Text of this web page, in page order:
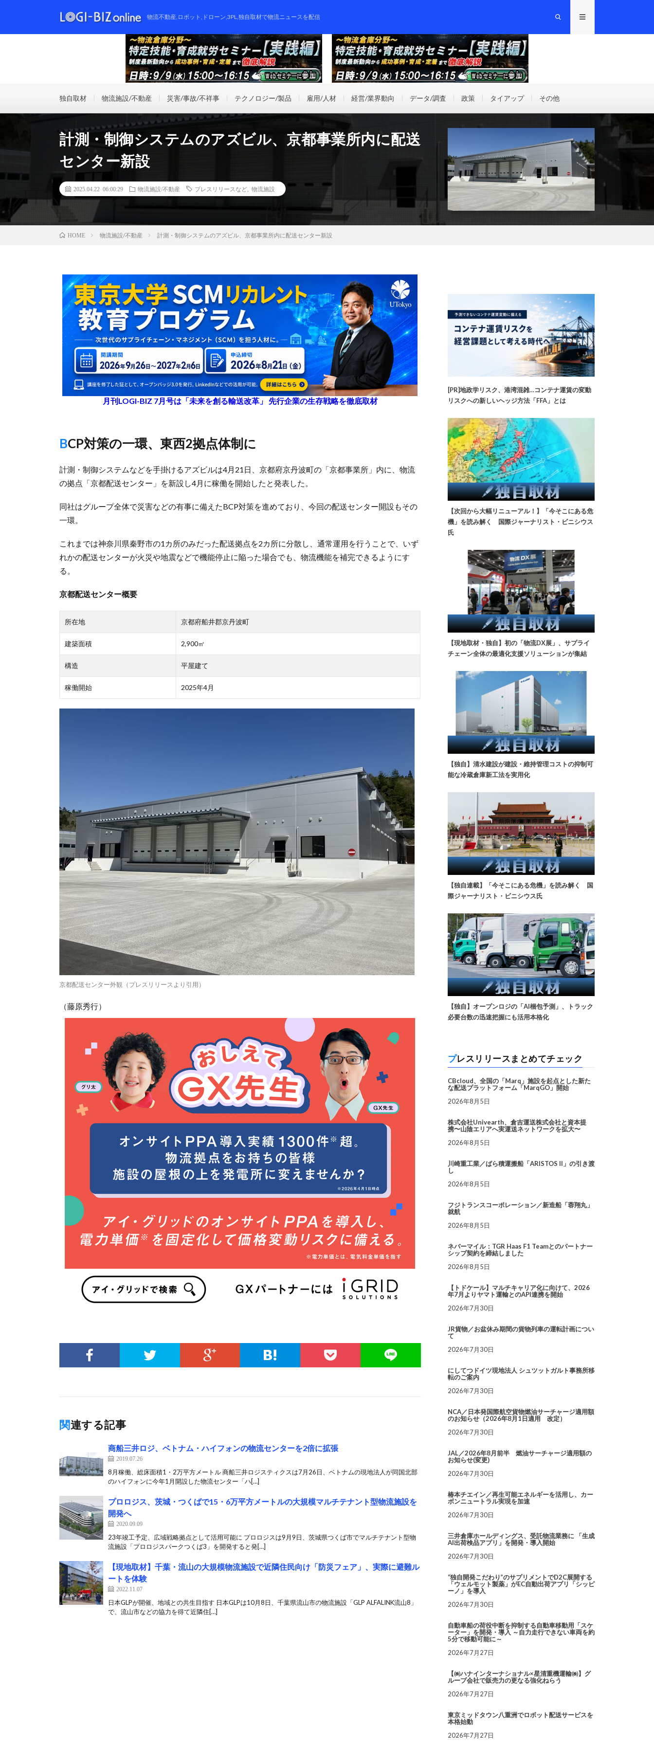
物流不動産,ロボット,ドローン,3PL,独自取材で物流ニュースを配信
独自取材 物流施設/不動産 災害/事故/不祥事 テクノロジー/製品 雇用/人材 経営/業界動向 データ/調査 政策 タイアップ その他
計測・制御システムのアズビル、京都事業所内に配送
センター新設
2025.04.22 06:00:29 物流施設/不動産 プレスリリースなど 物流施設
HOME 物流施設/不動産 計測・制御システムのアズビル、京都事業所内に配送センター新設
月刊LOGI-BIZ 7月号は「未来を創る輸送改革」 先行企業の生存戦略を徹底取材
BCP対策の一環、東西2拠点体制に
計測・制御システムなどを手掛けるアズビルは4月21日、京都府京丹波町の「京都事業所」内に、物流
の拠点「京都配送センター」を新設し4月に稼働を開始したと発表した。
同社はグループ全体で災害などの有事に備えたBCP対策を進めており、今回の配送センター開設もその
一環。
これまでは神奈川県秦野市の1カ所のみだった配送拠点を2カ所に分散し、通常運用を行うことで、いず
れかの配送センターが火災や地震などで機能停止に陥った場合でも、物流機能を補完できるようにす
る。
京都配送センター概要
所在地 京都府船井郡京丹波町
建築面積 2,900㎡
構造 平屋建て
稼働開始 2025年4月
京都配送センター外観（プレスリリースより引用）
（藤原秀行）
関連する記事
商船三井ロジ、ベトナム・ハイフォンの物流センターを2倍に拡張
2019.07.26
8月稼働、総床面積1・2万平方メートル 商船三井ロジスティクスは7月26日、ベトナムの現地法人が同国北部
のハイフォンに今年1月開設した物流センター「ハ[…]
プロロジス、茨城・つくばで15・6万平方メートルの大規模マルチテナント型物流施設を
開発へ
2020.09.09
23年竣工予定、広域戦略拠点として活用可能に プロロジスは9月9日、茨城県つくば市でマルチテナント型物
流施設「プロロジスパークつくば3」を開発すると発[…]
【現地取材】千葉・流山の大規模物流施設で近隣住民向け「防災フェア」、実際に避難ル
ートを体験
2022.11.07
日本GLPが開催、地域との共生目指す 日本GLPは10月8日、千葉県流山市の物流施設「GLP ALFALINK流山8」
で、流山市などの協力を得て近隣住[…]
[PR]地政学リスク、港湾混雑…コンテナ運賃の変動
リスクへの新しいヘッジ方法「FFA」とは
【次回から大幅リニューアル！】「今そこにある危
機」を読み解く 国際ジャーナリスト・ビニシウス
氏
【現地取材・独自】初の「物流DX展」、サプライ
チェーン全体の最適化支援ソリューションが集結
【独自】清水建設が建設・維持管理コストの抑制可
能な冷蔵倉庫新工法を実用化
【独自連載】「今そこにある危機」を読み解く 国
際ジャーナリスト・ビニシウス氏
【独自】オープンロジの「AI梱包予測」、トラック
必要台数の迅速把握にも活用本格化
プレスリリースまとめてチェック
CBcloud、全国の「Marq」施設を起点とした新た
な配送プラットフォーム「MarqGO」開始
2026年8月5日
株式会社Univearth、倉吉運送株式会社と資本提
携〜山陰エリアへ実運送ネットワークを拡大〜
2026年8月5日
川崎重工業／ばら積運搬船「ARISTOS II」の引き渡
し
2026年8月5日
フジトランスコーポレーション／新造船「蓉翔丸」
就航
2026年8月5日
ネバーマイル：TGR Haas F1 Teamとのパートナー
シップ契約を締結しました
2026年8月5日
【トドケール】マルチキャリア化に向けて、2026
年7月よりヤマト運輸とのAPI連携を開始
2026年7月30日
JR貨物／お盆休み期間の貨物列車の運転計画につい
て
2026年7月30日
にしてつドイツ現地法人 シュツットガルト事務所移
転のご案内
2026年7月30日
NCA／日本発国際航空貨物燃油サーチャージ適用額
のお知らせ（2026年8月1日適用 改定）
2026年7月30日
JAL／2026年8月前半 燃油サーチャージ適用額の
お知らせ(変更)
2026年7月30日
椿本チエイン／再生可能エネルギーを活用し、カー
ボンニュートラル実現を加速
2026年7月30日
三井倉庫ホールディングス、受託物流業務に 「生成
AI出荷検品アプリ」を開発・導入開始
2026年7月30日
“独自開発こだわり”のサプリメントでD2C展開する
「ウェルモット製薬」がEC自動出荷アプリ「シッピ
ーノ」を導入
2026年7月30日
自動車船の荷役中断を抑制する自動車移動用「スケ
ーター」を開発・導入 ～自力走行できない車両を約
5分で移動可能に～
2026年7月27日
【㈱ハナインターナショナル×星清重機運輸㈱】グ
ループ会社で販売力の更なる強化ねらう
2026年7月27日
東京ミッドタウン八重洲でロボット配送サービスを
本格始動
2026年7月27日